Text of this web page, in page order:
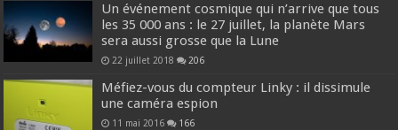
Un événement cosmique qui n’arrive que tous
les 35 000 ans : le 27 juillet, la planète Mars
sera aussi grosse que la Lune
22 juillet 2018 206
Méfiez-vous du compteur Linky : il dissimule
une caméra espion
11 mai 2016 166